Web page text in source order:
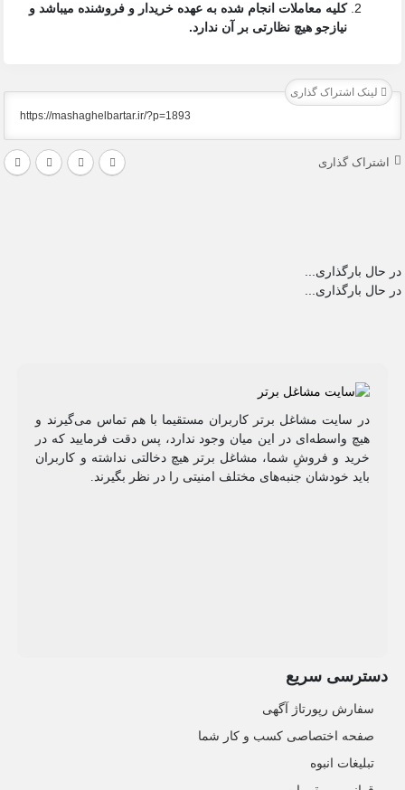
کلیه معاملات انجام شده به عهده خریدار و فروشنده میباشد و
نیازجو هیچ نظارتی بر آن ندارد.
لینک اشتراک گذاری
اشتراک گذاری
در حال بارگذاری...
در حال بارگذاری...
در سایت مشاغل برتر کاربران مستقیما با هم تماس می‌گیرند و
هیچ واسطه‌ای در این میان وجود ندارد، پس دقت فرمایید که در
خرید و فروشِ شما، مشاغل برتر هیچ دخالتی نداشته و کاربران
باید خودشان جنبه‌های مختلف امنیتی را در نظر بگیرند.
دسترسی سریع
سفارش رپورتاژ آگهی
صفحه اختصاصی کسب و کار شما
تبلیغات انبوه